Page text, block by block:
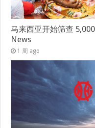
马来西亚开始筛查
News
1 周 ago